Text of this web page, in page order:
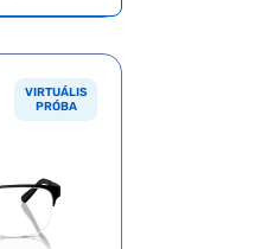
VIRTUÁLIS
PRÓBA